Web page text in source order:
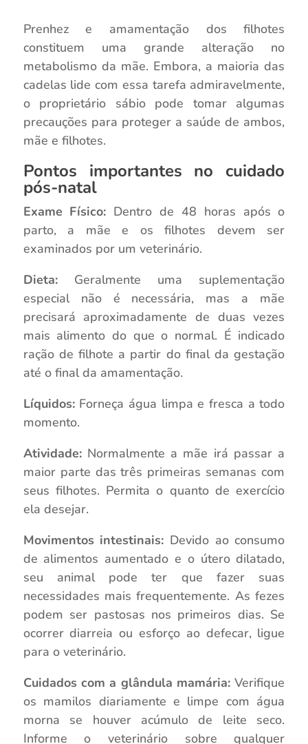
Prenhez e amamentação dos filhotes
constituem uma grande alteração no
metabolismo da mãe. Embora, a maioria das
cadelas lide com essa tarefa admiravelmente,
o proprietário sábio pode tomar algumas
precauções para proteger a saúde de ambos,
mãe e filhotes.
Pontos importantes no cuidado
pós-natal
Exame Físico: Dentro de 48 horas após o
parto, a mãe e os filhotes devem ser
examinados por um veterinário.
Dieta:Geralmente uma suplementação
especial não é necessária, mas a mãe
precisará aproximadamente de duas vezes
mais alimento do que o normal. É indicado
ração de filhote a partir do final da gestação
até o final da amamentação.
Líquidos:Forneça água limpa e fresca a todo
momento.
Atividade:Normalmente a mãe irá passar a
maior parte das três primeiras semanas com
seus filhotes. Permita o quanto de exercício
ela desejar.
Movimentos intestinais: Devido ao consumo
de alimentos aumentado e o útero dilatado,
seu animal pode ter que fazer suas
necessidades mais frequentemente. As fezes
podem ser pastosas nos primeiros dias. Se
ocorrer diarreia ou esforço ao defecar, ligue
para o veterinário.
Cuidados com a glândula mamária: Verifique
os mamilos diariamente e limpe com água
morna se houver acúmulo de leite seco.
Informe o veterinário sobre qualquer